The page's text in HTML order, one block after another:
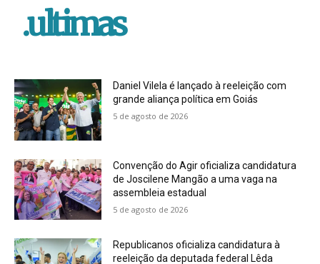
.ultimas
Daniel Vilela é lançado à reeleição com
grande aliança política em Goiás
5 de agosto de 2026
Convenção do Agir oficializa candidatura
de Joscilene Mangão a uma vaga na
assembleia estadual
5 de agosto de 2026
Republicanos oficializa candidatura à
reeleição da deputada federal Lêda